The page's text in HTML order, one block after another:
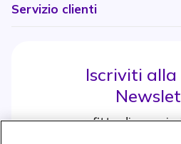
Servizio clienti
Iscriviti
e approfitta di